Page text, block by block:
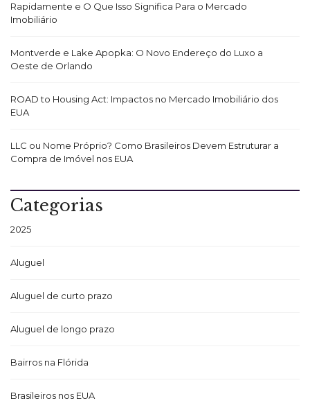
Rapidamente e O Que Isso Significa Para o Mercado
Imobiliário
Montverde e Lake Apopka: O Novo Endereço do Luxo a
Oeste de Orlando
ROAD to Housing Act: Impactos no Mercado Imobiliário dos
EUA
LLC ou Nome Próprio? Como Brasileiros Devem Estruturar a
Compra de Imóvel nos EUA
Categorias
2025
Aluguel
Aluguel de curto prazo
Aluguel de longo prazo
Bairros na Flórida
Brasileiros nos EUA